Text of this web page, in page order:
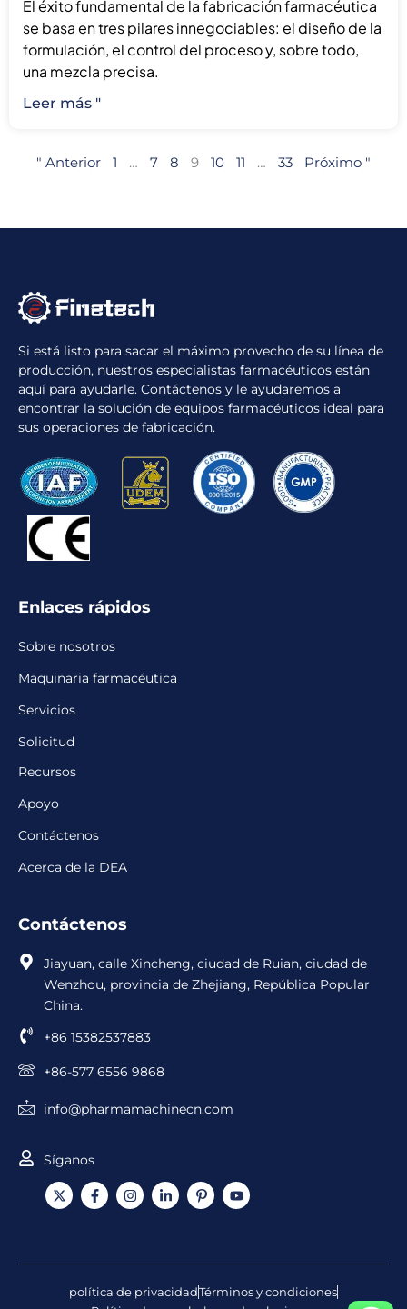
El éxito fundamental de la fabricación farmacéutica
se basa en tres pilares innegociables: el diseño de la
formulación, el control del proceso y, sobre todo,
una mezcla precisa.
Leer más "
" Anterior 1 … 7 8 9 10 11 … 33 Próximo "
Si está listo para sacar el máximo provecho de su línea de
producción, nuestros especialistas farmacéuticos están
aquí para ayudarle. Contáctenos y le ayudaremos a
encontrar la solución de equipos farmacéuticos ideal para
sus operaciones de fabricación.
Enlaces rápidos
Sobre nosotros
Maquinaria farmacéutica
Servicios
Solicitud
Recursos
Apoyo
Contáctenos
Acerca de la DEA
Contáctenos
Jiayuan, calle Xincheng, ciudad de Ruian, ciudad de
Wenzhou, provincia de Zhejiang, República Popular
China.
+86 15382537883
+86-577 6556 9868
info@pharmamachinecn.com
Síganos
X
-
t
F
a
o
k
-
I
n
g
a
m
L
i
d
n
I
c
d
P
Y
o
b
política de privacidadTérminos y condiciones